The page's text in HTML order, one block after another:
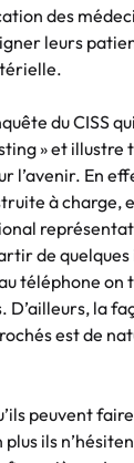
des
leurs
du CISS
» et illustre
l’avenir. En
à charge,
de quelques
téléphone on
D’ailleurs, la
est de
peuvent
ils